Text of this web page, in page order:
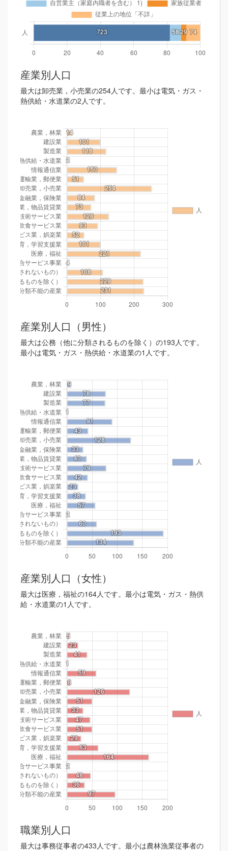
産業別人口
最大は卸売業，小売業の254人です。最小は電気・ガス・
熱供給・水道業の2人です。
産業別人口（男性）
最大は公務（他に分類されるものを除く）の193人です。
最小は電気・ガス・熱供給・水道業の1人です。
産業別人口（女性）
最大は医療，福祉の164人です。最小は電気・ガス・熱供
給・水道業の1人です。
職業別人口
最大は事務従事者の433人です。最小は農林漁業従事者の